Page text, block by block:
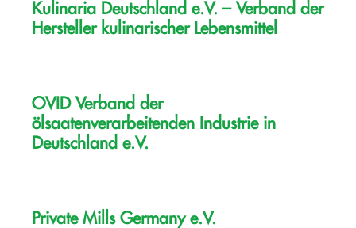
Kulinaria Deutschland e.V. – Verband der
Hersteller kulinarischer Lebensmittel
OVID Verband der
ölsaatenverarbeitenden Industrie in
Deutschland e.V.
Private Mills Germany e.V.